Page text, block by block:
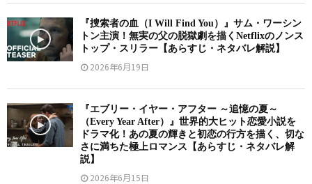
『捜索者の血（I Will Find You）』サム・ワーシン
トン主演！無実の父の脱獄劇を描くNetflixのノンス
トップ・スリラー【あらすじ・ネタバレ解説】
2026年6月19日
『エブリー・イヤー・アフター ～追憶の夏～
（Every Year After）』世界的大ヒット恋愛小説を
ドラマ化！あの夏の輝きと初恋の行方を描く、切な
さに満ちた極上ロマンス【あらすじ・ネタバレ解
説】
2026年6月15日